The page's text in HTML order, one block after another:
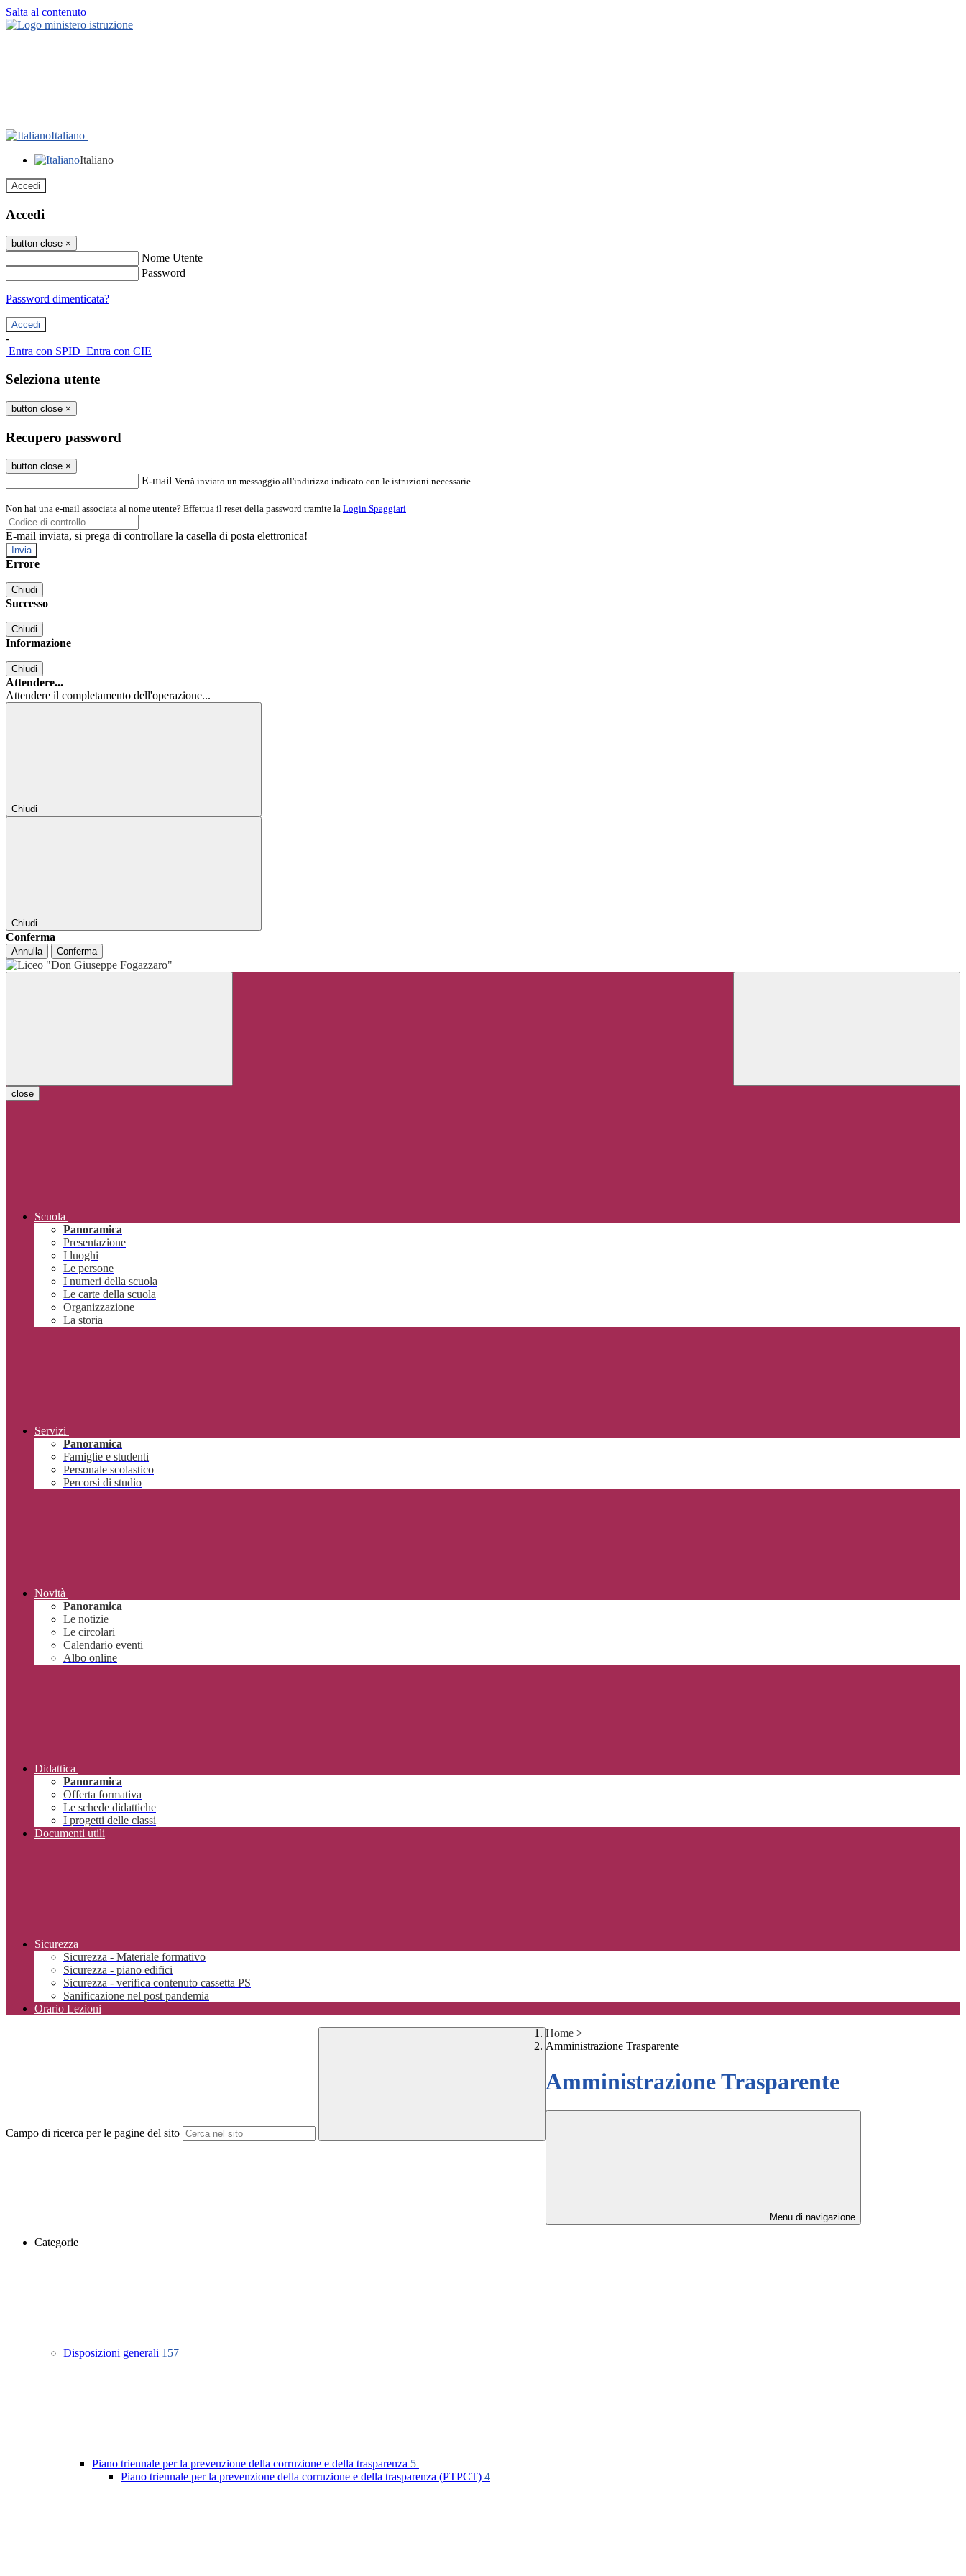
Salta al contenuto
Italiano
Italiano
Accedi
Accedi
button close ×
Nome Utente
Password
Password dimenticata?
-
Entra con SPID Entra con CIE
Seleziona utente
button close ×
Recupero password
button close ×
E-mail Verrà inviato un messaggio all'indirizzo indicato con le istruzioni necessarie.
Non hai una e-mail associata al nome utente? Effettua il reset della password tramite la Login Spaggiari
E-mail inviata, si prega di controllare la casella di posta elettronica!
Errore
Chiudi
Successo
Chiudi
Informazione
Chiudi
Attendere...
Attendere il completamento dell'operazione...
Chiudi
Chiudi
Conferma
Annulla Conferma
close
Scuola
Panoramica
Presentazione
I luoghi
Le persone
I numeri della scuola
Le carte della scuola
Organizzazione
La storia
Servizi
Panoramica
Famiglie e studenti
Personale scolastico
Percorsi di studio
Novità
Panoramica
Le notizie
Le circolari
Calendario eventi
Albo online
Didattica
Panoramica
Offerta formativa
Le schede didattiche
I progetti delle classi
Documenti utili
Sicurezza
Sicurezza - Materiale formativo
Sicurezza - piano edifici
Sicurezza - verifica contenuto cassetta PS
Sanificazione nel post pandemia
Orario Lezioni
Campo di ricerca per le pagine del sito
Home >
Amministrazione Trasparente
Amministrazione Trasparente
Menu di navigazione
Categorie
Disposizioni generali 157
Piano triennale per la prevenzione della corruzione e della trasparenza 5
Piano triennale per la prevenzione della corruzione e della trasparenza (PTPCT) 4